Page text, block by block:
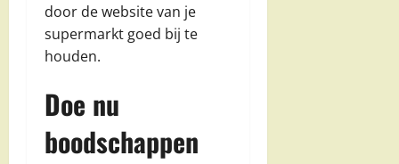
door de website van je
supermarkt goed bij te
houden.
Doe nu
boodschappen